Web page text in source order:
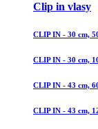
Clip in vlasy
CLIP IN - 30 cm,
CLIP IN - 30 cm,
CLIP IN - 43 cm,
CLIP IN - 43 cm,